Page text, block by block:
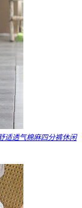
适透气棉麻四分裤休闲